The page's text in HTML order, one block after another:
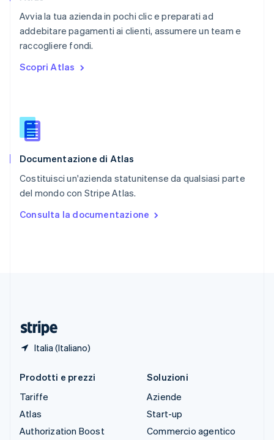
Avvia la tua azienda in pochi clic e preparati ad
addebitare pagamenti ai clienti, assumere un team e
raccogliere fondi.
Scopri Atlas
Documentazione di Atlas
Costituisci un'azienda statunitense da qualsiasi parte
del mondo con Stripe Atlas.
Consulta la documentazione
Italia (Italiano)
English简体中文
Regno Unito
English
English
English
Slovacchia
Slovenia
Spagna
Español English
English Español简体中文
Prodotti e prezzi
Tariffe
Atlas
Authorization Boost
Soluzioni
Aziende
Start-up
Commercio agentico